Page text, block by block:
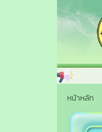
หน้าหลัก